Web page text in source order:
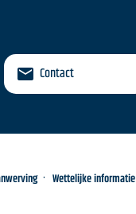
Contact
Wettelijke informatie